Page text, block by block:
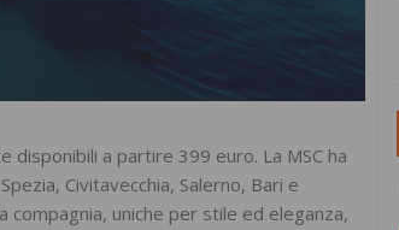
a partire 399 euro. La MSC ha
Civitavecchia, Salerno, Bari e
uniche per stile ed eleganza,